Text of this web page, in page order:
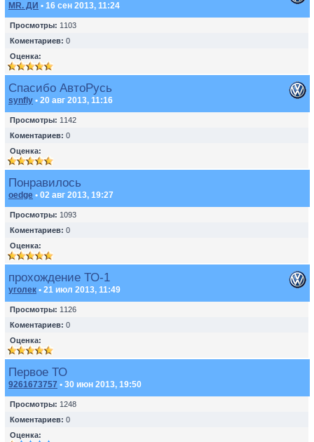
MR. ДИ • 16 сен 2013, 11:24
Просмотры: 1103
Коментариев: 0
Оценка:
Спасибо АвтоРусь
synfly • 20 авг 2013, 11:16
Просмотры: 1142
Коментариев: 0
Оценка:
Понравилось
oedge • 02 авг 2013, 19:27
Просмотры: 1093
Коментариев: 0
Оценка:
прохождение ТО-1
уголек • 21 июл 2013, 11:49
Просмотры: 1126
Коментариев: 0
Оценка:
Первое ТО
9261673757 • 30 июн 2013, 19:50
Просмотры: 1248
Коментариев: 0
Оценка: